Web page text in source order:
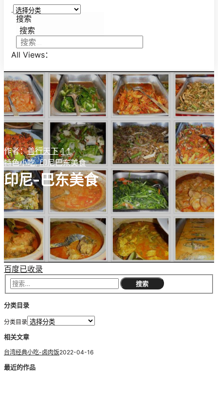
.
搜索
搜索
All Views：
作者：善行天下 1 1
特色小吃,印尼巴东美食
印尼-巴东美食
百度已收录
分类目录
分类目录
相关文章
台湾经典小吃-卤肉饭2022-04-16
最近的作品